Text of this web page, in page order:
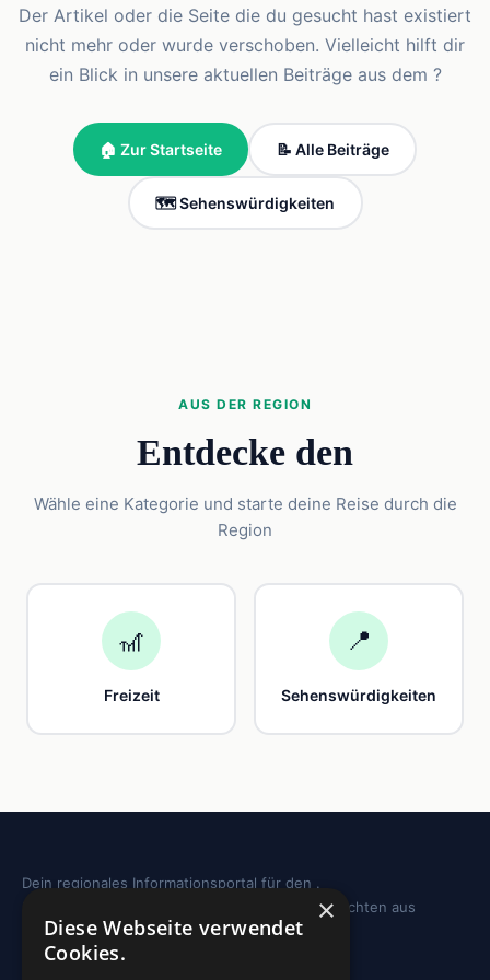
Der Artikel oder die Seite die du gesucht hast existiert
nicht mehr oder wurde verschoben. Vielleicht hilft dir
ein Blick in unsere aktuellen Beiträge aus dem ?
🏠 Zur Startseite 📝 Alle Beiträge
🗺️ Sehenswürdigkeiten
AUS DER REGION
Entdecke den
Wähle eine Kategorie und starte deine Reise durch die
Region
🎢
Freizeit
📍
Sehenswürdigkeiten
Dein regionales Informationsportal für den .
Sehenswürdigkeiten, Ausflugstipps und Geschichten aus
deiner Region.
×
Diese Webseite verwendet
Cookies.